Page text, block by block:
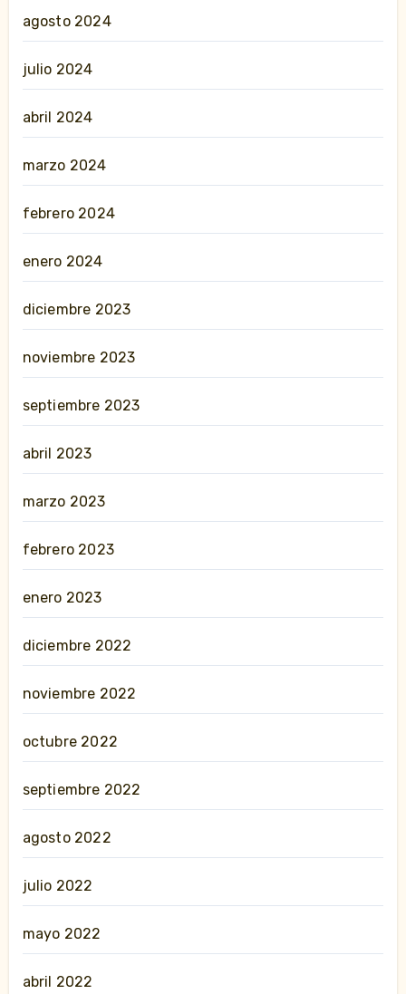
agosto 2024
julio 2024
abril 2024
marzo 2024
febrero 2024
enero 2024
diciembre 2023
noviembre 2023
septiembre 2023
abril 2023
marzo 2023
febrero 2023
enero 2023
diciembre 2022
noviembre 2022
octubre 2022
septiembre 2022
agosto 2022
julio 2022
mayo 2022
abril 2022